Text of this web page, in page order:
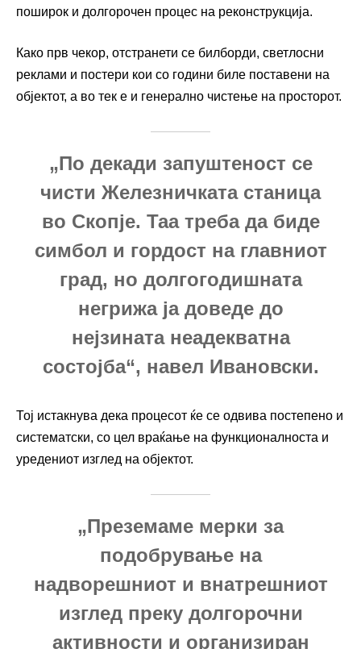
поширок и долгорочен процес на реконструкција.
Како прв чекор, отстранети се билборди, светлосни
реклами и постери кои со години биле поставени на
објектот, а во тек е и генерално чистење на просторот.
„По декади запуштеност се
чисти Железничката станица
во Скопје. Таа треба да биде
симбол и гордост на главниот
град, но долгогодишната
негрижа ја доведе до
нејзината неадекватна
состојба“, навел Ивановски.
Тој истакнува дека процесот ќе се одвива постепено и
систематски, со цел враќање на функционалноста и
уредениот изглед на објектот.
„Преземаме мерки за
подобрување на
надворешниот и внатрешниот
изглед преку долгорочни
активности и организиран